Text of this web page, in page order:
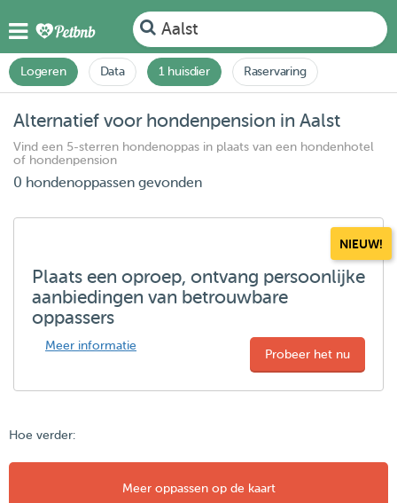
Aalst
Logeren Data 1 huisdier Raservaring
Alternatief voor hondenpension in Aalst
Vind een 5-sterren hondenoppas in plaats van een hondenhotel
of hondenpension
0 hondenoppassen gevonden
NIEUW!
Plaats een oproep, ontvang persoonlijke
aanbiedingen van betrouwbare
oppassers
Meer informatie
Probeer het nu
Hoe verder:
Meer oppassen op de kaart